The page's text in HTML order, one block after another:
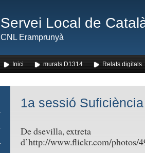
Servei Local de
CNL Eramprunyà
Inici murals D1314 Relats digitals
1a sessió
De dsevilla, extreta
d’http://www.flickr.com/photos/